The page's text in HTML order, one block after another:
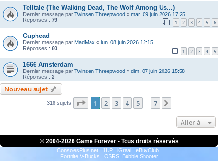
Telltale (The Walking Dead, The Wolf Among Us...)
Dernier message par Twinsen Threepwood « mar. 09 juin 2026 17:25
Réponses : 79 1 2 3 4 5 6
Cuphead
Dernier message par MadMax « lun. 08 juin 2026 12:15
Réponses : 60 1 2 3 4 5
1666 Amsterdam
Dernier message par Twinsen Threepwood « dim. 07 juin 2026 15:58
Réponses : 2
Nouveau sujet
318 sujets Page 1sur7
1 2 3 4 5 7
Aller à
© 2004-2026 Game Forever - Tous droits réservés
ConsolesPlus.net 1UP iGraal
eBuyClub
Fortnite V-Bucks
OSRS Bubble Shooter